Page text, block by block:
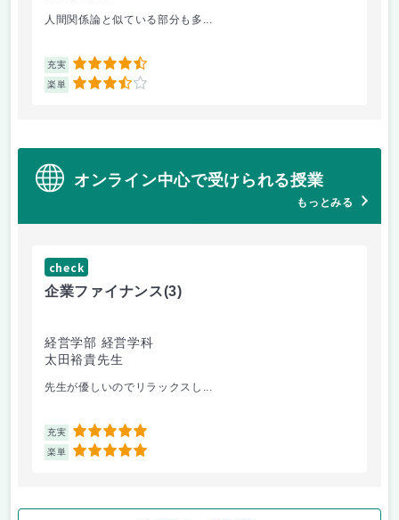
人間関係論と似ている部分も多...
充実 4.5
楽単 3.5
オンライン中心で受けられる授業
もっとみる
check
企業ファイナンス(3)
経営学部 経営学科
太田裕貴先生
先生が優しいのでリラックスし...
充実 5
楽単 5